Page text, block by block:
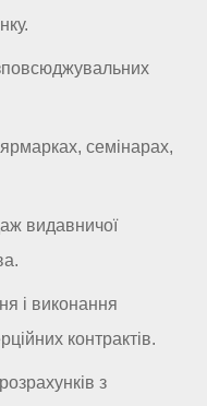
семінарах,
видавничої
і виконання
контрактів.
з